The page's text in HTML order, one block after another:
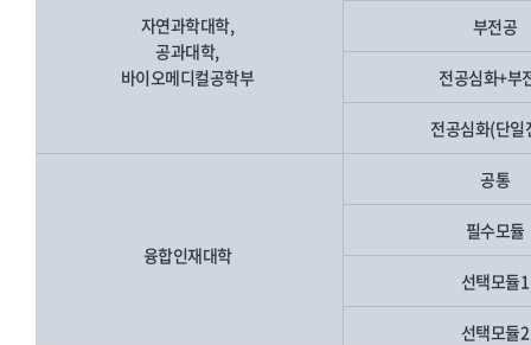
자연과학대학,
공과대학,
바이오메디컬공학부
부전공
전공심화+부
전공심화(단
융합인재대학
공통
필수모듈
선택모듈1
선택모듈2